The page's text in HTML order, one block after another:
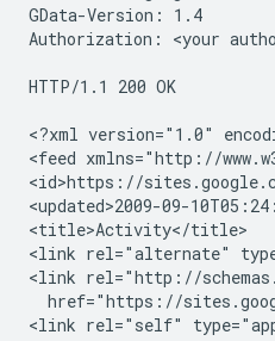
GData-Version: 1.4
Authorization: <your
HTTP/1.1 200 OK
<?xml version="1.0"
<feed xmlns="http://
<id>https://
<updated>2009-09-
<title>Activity</title>
<link rel="alternate"
<link rel="http://
href="https://
<link rel="self"